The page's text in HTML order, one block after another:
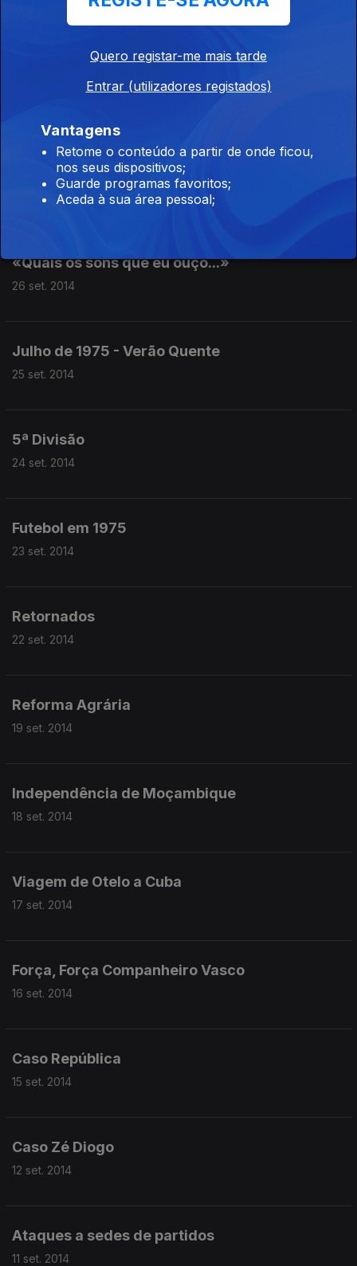
01 out. 2014
«E eu a vê-los passar...»
V Governo Provisório
29 set. 2014
«Quais os sons que eu ouço...»
26 set. 2014
Julho de 1975 - Verão Quente
25 set. 2014
5ª Divisão
24 set. 2014
Futebol em 1975
23 set. 2014
Retornados
22 set. 2014
Reforma Agrária
19 set. 2014
Independência de Moçambique
18 set. 2014
Viagem de Otelo a Cuba
17 set. 2014
Força, Força Companheiro Vasco
16 set. 2014
Caso República
15 set. 2014
Caso Zé Diogo
12 set. 2014
Ataques a sedes de partidos
11 set. 2014
Quero registar-me mais tarde
Entrar (utilizadores registados)
Vantagens
Retome o conteúdo a partir de onde ficou,
nos seus dispositivos;
Guarde programas favoritos;
Aceda à sua área pessoal;